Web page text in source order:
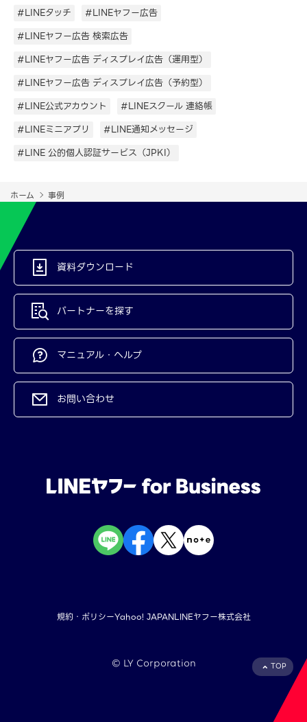
#LINEタッチ
#LINEヤフー広告
#LINEヤフー広告 検索広告
#LINEヤフー広告 ディスプレイ広告（運用型）
#LINEヤフー広告 ディスプレイ広告（予約型）
#LINE公式アカウント
#LINEスクール 連絡帳
#LINEミニアプリ
#LINE通知メッセージ
#LINE 公的個人認証サービス（JPKI）
ホーム 事例
資料ダウンロード
パートナーを探す
マニュアル・ヘルプ
お問い合わせ
TOP
規約・ポリシーYahoo! JAPANLINEヤフー株式会社
©︎ LY Corporation